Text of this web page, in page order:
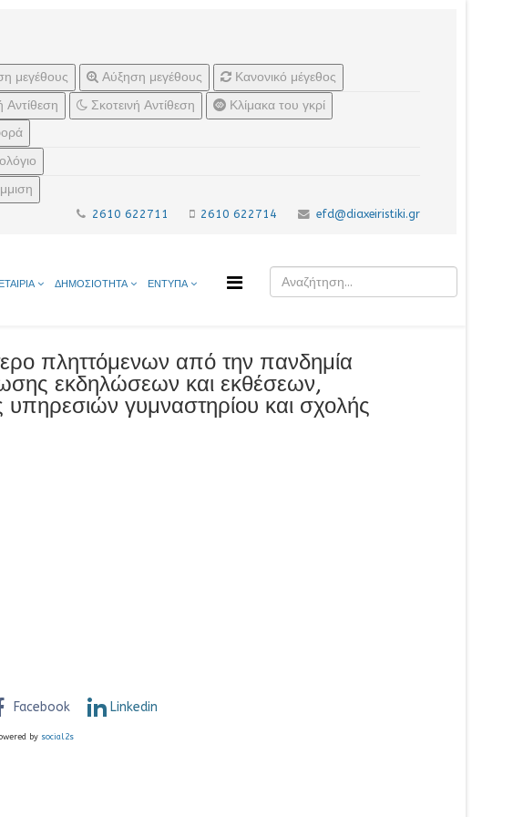
μεγέθους Αύξηση μεγέθους
Κανονικό μέγεθος
Αντίθεση
Σκοτεινή Αντίθεση
Κλίμακα του γκρί
2610 622711 2610 622714 efd@diaxeiristiki.gr
ΔΗΜΟΣΙΟΤΗΤΑ ΕΝΤΥΠΑ
πληττόμενων από την πανδημία
εκδηλώσεων και εκθέσεων,
γυμναστηρίου και σχολής
Facebook Linkedin
by social2s